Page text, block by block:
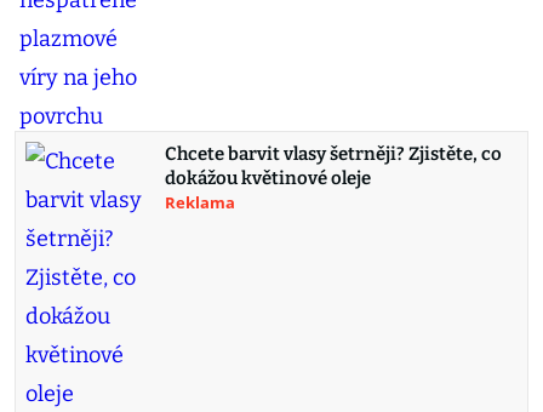
Chcete barvit vlasy šetrněji? Zjistěte, co
dokážou květinové oleje
Reklama